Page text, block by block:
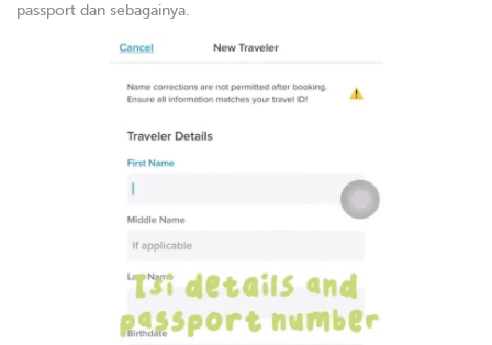
passport dan sebagainya.